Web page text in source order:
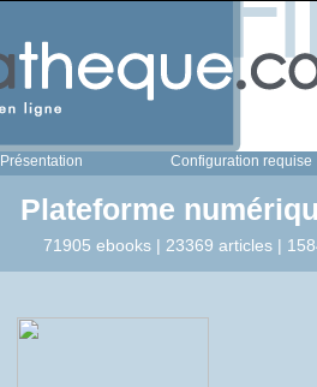
Présentation Configuration requise
Plateforme
71905 ebooks | 23369 articles |